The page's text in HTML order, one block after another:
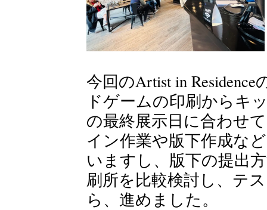
今回のArtist in
ドゲームの印刷からキ
の最終展示日に合わせ
イン作業や版下作成な
いますし、版下の提出
刷所を比較検討し、テ
ら、進めました。